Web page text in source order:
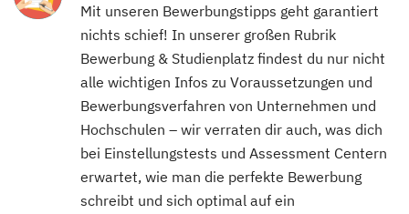
Mit unseren Bewerbungstipps geht garantiert
nichts schief! In unserer großen Rubrik
Bewerbung & Studienplatz findest du nur nicht
alle wichtigen Infos zu Voraussetzungen und
Bewerbungsverfahren von Unternehmen und
Hochschulen – wir verraten dir auch, was dich
bei Einstellungstests und Assessment Centern
erwartet, wie man die perfekte Bewerbung
schreibt und sich optimal auf ein